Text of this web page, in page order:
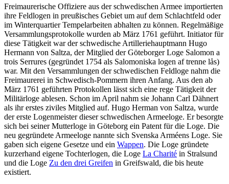
Freimaurerische Offiziere aus der schwedischen Armee importierten
ihre Feldlogen in preußisches Gebiet um auf dem Schlachtfeld oder
im Winterquartier Tempelarbeiten abhalten zu können. Regelmäßige
Versammlungsprotokolle wurden ab März 1761 geführt. Initiator für
diese Tätigkeit war der schwedische Artilleriehauptmann Hugo
Hermann von Saltza, der Mitglied der Göteborger Loge Salomon a
trois Serrures (gegründet 1754 als Salomoniska logen af trenne lås)
war. Mit den Versammlungen der schwedischen Feldloge nahm die
Freimaurerei in Schwedisch-Pommern ihren Anfang. Aus den ab
März 1761 geführten Protokollen lässt sich eine rege Tätigkeit der
Militärloge ablesen. Schon im April nahm sie Johann Carl Dähnert
als ihr erstes ziviles Mitglied auf. Hugo Herman von Saltza, wurde
der erste Logenmeister dieser schwedischen Armeeloge. Er besorgte
sich bei seiner Mutterloge in Göteborg ein Patent für die Loge. Die
neu gegründete Armeeloge nannte sich Svenska Arméens Loge. Sie
gaben sich eigene Gesetze und ein Wappen. Die Loge gründete
kurzerhand eigene Tochterlogen, die Loge La Charité in Stralsund
und die Loge Zu den drei Greifen in Greifswald, die bis heute
existiert.